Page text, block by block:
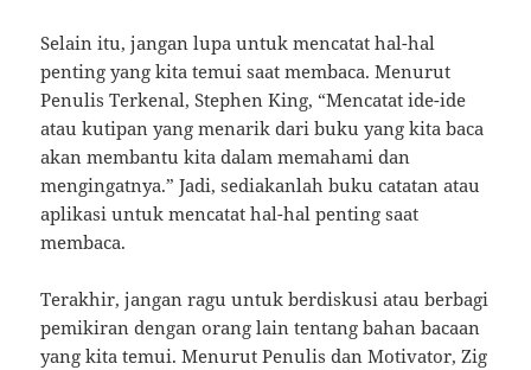
Selain itu, jangan lupa untuk mencatat hal-hal
penting yang kita temui saat membaca. Menurut
Penulis Terkenal, Stephen King, “Mencatat ide-ide
atau kutipan yang menarik dari buku yang kita baca
akan membantu kita dalam memahami dan
mengingatnya.” Jadi, sediakanlah buku catatan atau
aplikasi untuk mencatat hal-hal penting saat
membaca.
Terakhir, jangan ragu untuk berdiskusi atau berbagi
pemikiran dengan orang lain tentang bahan bacaan
yang kita temui. Menurut Penulis dan Motivator, Zig